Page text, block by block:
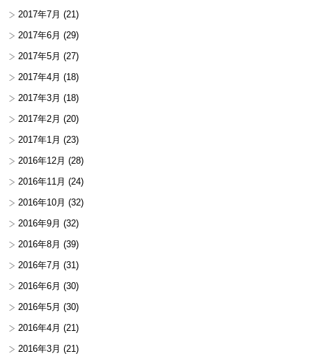
2017年7月 (21)
2017年6月 (29)
2017年5月 (27)
2017年4月 (18)
2017年3月 (18)
2017年2月 (20)
2017年1月 (23)
2016年12月 (28)
2016年11月 (24)
2016年10月 (32)
2016年9月 (32)
2016年8月 (39)
2016年7月 (31)
2016年6月 (30)
2016年5月 (30)
2016年4月 (21)
2016年3月 (21)